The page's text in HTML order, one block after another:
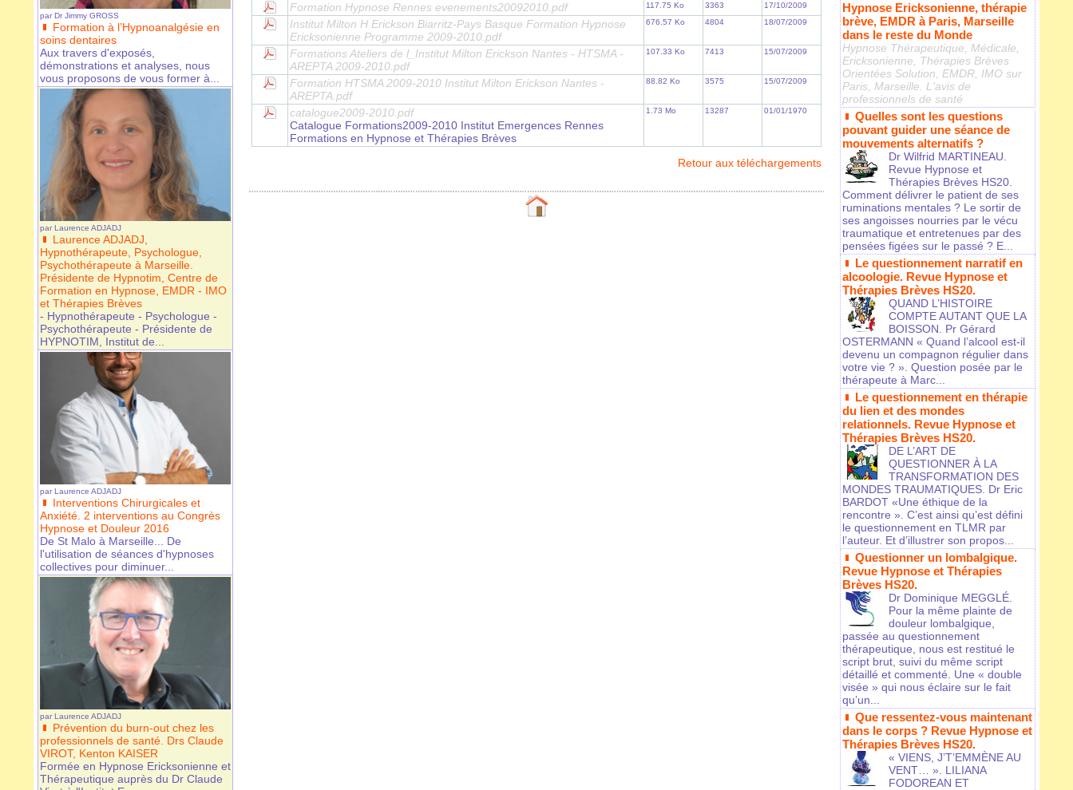
par Dr Jimmy GROSS
Formation à l’Hypnoanalgésie en
soins dentaires
Aux travers d'exposés,
démonstrations et analyses, nous
vous proposons de vous former à...
par Laurence ADJADJ
Laurence ADJADJ,
Hypnothérapeute, Psychologue,
Psychothérapeute à Marseille.
Présidente de Hypnotim, Centre de
Formation en Hypnose, EMDR - IMO
et Thérapies Brèves
- Hypnothérapeute - Psychologue -
Psychothérapeute - Présidente de
HYPNOTIM, Institut de...
par Laurence ADJADJ
Interventions Chirurgicales et
Anxiété. 2 interventions au Congrès
Hypnose et Douleur 2016
De St Malo à Marseille... De
l'utilisation de séances d'hypnoses
collectives pour diminuer...
par Laurence ADJADJ
Prévention du burn-out chez les
professionnels de santé. Drs Claude
VIROT, Kenton KAISER
Formée en Hypnose Ericksonienne et
Thérapeutique auprès du Dr Claude
Formation Hypnose Rennes evenements20092010.pdf 117.75 Ko 3363 17/10/2009
Institut Milton H Erickson Biarritz-Pays Basque Formation Hypnose
Ericksonienne Programme 2009-2010.pdf
676.57 Ko 4804 18/07/2009
Formations Ateliers de l_Institut Milton Erickson Nantes - HTSMA -
AREPTA 2009-2010.pdf
107.33 Ko 7413 15/07/2009
Formation HTSMA 2009-2010 Institut Milton Erickson Nantes -
AREPTA.pdf
88.82 Ko 3575 15/07/2009
catalogue2009-2010.pdf
Catalogue Formations2009-2010 Institut Emergences Rennes
Formations en Hypnose et Thérapies Brèves
1.73 Mo 13287 01/01/1970
Retour aux téléchargements
Hypnose Ericksonienne, thérapie
brève, EMDR à Paris, Marseille
dans le reste du Monde
Hypnose Thérapeutique, Médicale,
Ericksonienne, Thérapies Brèves
Orientées Solution, EMDR, IMO sur
Paris, Marseille. L'avis de
professionnels de santé
Quelles sont les questions
pouvant guider une séance de
mouvements alternatifs ?
Dr Wilfrid MARTINEAU.
Revue Hypnose et
Thérapies Brèves HS20.
Comment délivrer le patient de ses
ruminations mentales ? Le sortir de
ses angoisses nourries par le vécu
traumatique et entretenues par des
pensées figées sur le passé ? E...
Le questionnement narratif en
alcoologie. Revue Hypnose et
Thérapies Brèves HS20.
QUAND L’HISTOIRE
COMPTE AUTANT QUE LA
BOISSON. Pr Gérard
OSTERMANN « Quand l’alcool est-il
devenu un compagnon régulier dans
votre vie ? ». Question posée par le
thérapeute à Marc...
Le questionnement en thérapie
du lien et des mondes
relationnels. Revue Hypnose et
Thérapies Brèves HS20.
DE L’ART DE
QUESTIONNER À LA
TRANSFORMATION DES
MONDES TRAUMATIQUES. Dr Eric
BARDOT «Une éthique de la
rencontre ». C’est ainsi qu’est défini
le questionnement en TLMR par
l’auteur. Et d’illustrer son propos...
Questionner un lombalgique.
Revue Hypnose et Thérapies
Brèves HS20.
Dr Dominique MEGGLÉ.
Pour la même plainte de
douleur lombalgique,
passée au questionnement
thérapeutique, nous est restitué le
script brut, suivi du même script
détaillé et commenté. Une « double
visée » qui nous éclaire sur le fait
qu’un...
Que ressentez-vous maintenant
dans le corps ? Revue Hypnose et
Thérapies Brèves HS20.
« VIENS, J’T’EMMÈNE AU
VENT… ». LILIANA
FODOREAN ET